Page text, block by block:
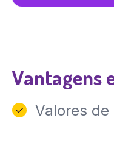
Vantagens
Valores